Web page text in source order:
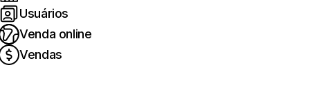
Usuários
Venda online
Vendas